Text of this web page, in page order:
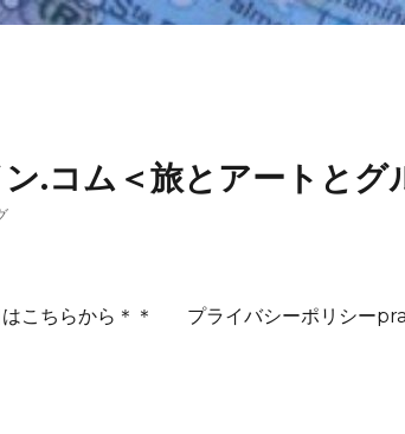
.コム＜旅とアートと
こちらから＊＊ プライバシーポリシー